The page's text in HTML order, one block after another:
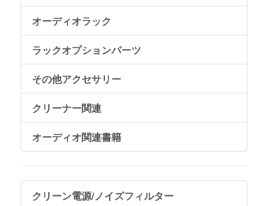
オーディオラック
ラックオプションパーツ
その他アクセサリー
クリーナー関連
オーディオ関連書籍
クリーン電源/ノイズフィルター